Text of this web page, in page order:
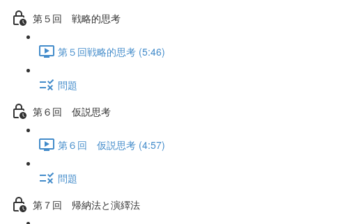
第５回 戦略的思考
第５回戦略的思考 (5:46)
問題
第６回 仮説思考
第６回 仮説思考 (4:57)
問題
第７回 帰納法と演繹法